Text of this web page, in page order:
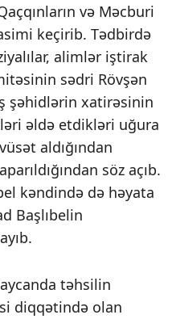
və Məcburi
keçirib. Tədbirdə
alimlər iştirak
sədri Rövşən
şəhidlərin xatirəsinin
əldə etdikləri uğura
aldığından
söz açıb.
kəndində də həyata
Başlıbelin
təhsilin
diqqətində olan